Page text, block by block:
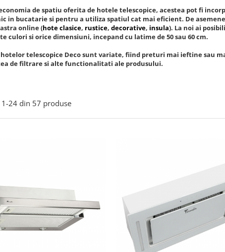
de spatiu oferita de hotele telescopice, acestea pot fi
in bucatarie si pentru a utiliza spatiul cat mai eficient. De
online (hote clasice, rustice, decorative, insula). La noi ai
culori si orice dimensiuni, incepand cu latime de 50 sau 60 cm.
telescopice Deco sunt variate, fiind preturi mai ieftine sau
de filtrare si alte functionalitati ale produsului.
1-24 din 57 produse